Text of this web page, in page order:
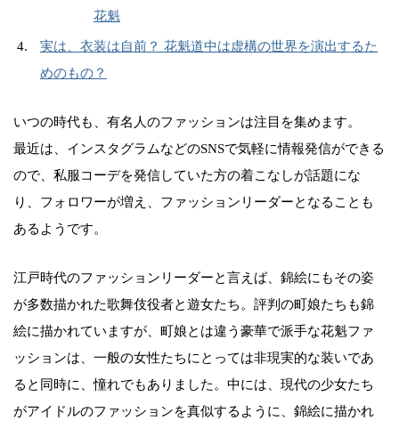
花魁
実は、衣装は自前？ 花魁道中は虚構の世界を演出するた
めのもの？
いつの時代も、有名人のファッションは注目を集めます。
最近は、インスタグラムなどのSNSで気軽に情報発信ができる
ので、私服コーデを発信していた方の着こなしが話題にな
り、フォロワーが増え、ファッションリーダーとなることも
あるようです。
江戸時代のファッションリーダーと言えば、錦絵にもその姿
が多数描かれた歌舞伎役者と遊女たち。評判の町娘たちも錦
絵に描かれていますが、町娘とは違う豪華で派手な花魁ファ
ッションは、一般の女性たちにとっては非現実的な装いであ
ると同時に、憧れでもありました。中には、現代の少女たち
がアイドルのファッションを真似するように、錦絵に描かれ